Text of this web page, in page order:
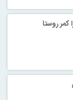
کمر روستا